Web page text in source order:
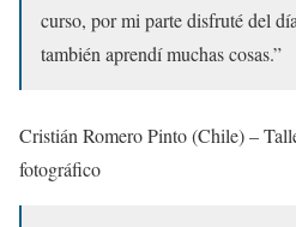
curso, por mi parte disfruté del
también aprendí muchas cosas.”
Cristián Romero Pinto (Chile) –
fotográfico